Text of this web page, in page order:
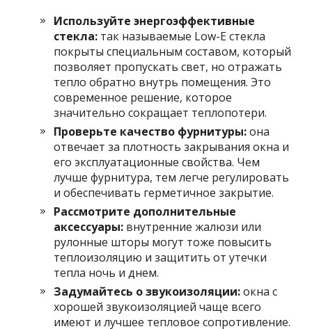
Используйте энергоэффективные
стекла: так называемые Low-E стекла
покрыты специальным составом, который
позволяет пропускать свет, но отражать
тепло обратно внутрь помещения. Это
современное решение, которое
значительно сокращает теплопотери.
Проверьте качество фурнитуры:она
отвечает за плотность закрывания окна и
его эксплуатационные свойства. Чем
лучше фурнитура, тем легче регулировать
и обеспечивать герметичное закрытие.
Рассмотрите дополнительные
аксессуары: внутренние жалюзи или
рулонные шторы могут тоже повысить
теплоизоляцию и защитить от утечки
тепла ночь и днем.
Задумайтесь о звукоизоляции:окна с
хорошей звукоизоляцией чаще всего
имеют и лучшее тепловое сопротивление.